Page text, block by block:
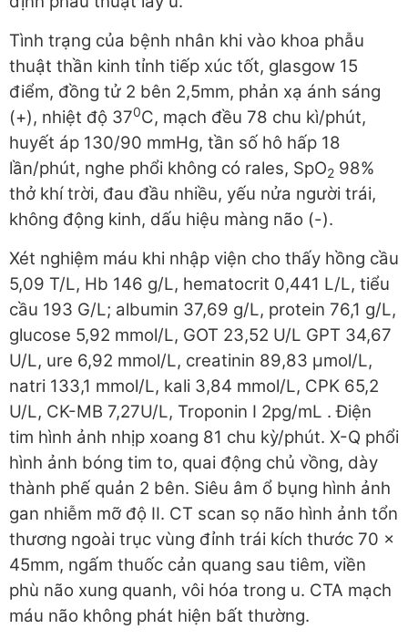
Tình trạng của bệnh nhân khi vào khoa phẫu
thuật thần kinh tỉnh tiếp xúc tốt, glasgow 15
điểm, đồng tử 2 bên 2,5mm, phản xạ ánh sáng
(+), nhiệt độ 370C, mạch đều 78 chu kì/phút,
huyết áp 130/90 mmHg, tần số hô hấp 18
lần/phút, nghe phổi không có rales, SpO2 98%
thở khí trời, đau đầu nhiều, yếu nửa người trái,
không động kinh, dấu hiệu màng não (-).
Xét nghiệm máu khi nhập viện cho thấy hồng cầu
5,09 T/L, Hb 146 g/L, hematocrit 0,441 L/L, tiểu
cầu 193 G/L; albumin 37,69 g/L, protein 76,1 g/L,
glucose 5,92 mmol/L, GOT 23,52 U/L GPT 34,67
U/L, ure 6,92 mmol/L, creatinin 89,83 μmol/L,
natri 133,1 mmol/L, kali 3,84 mmol/L, CPK 65,2
U/L, CK-MB 7,27U/L, Troponin I 2pg/mL . Điện
tim hình ảnh nhịp xoang 81 chu kỳ/phút. X-Q phổi
hình ảnh bóng tim to, quai động chủ vồng, dày
thành phế quản 2 bên. Siêu âm ổ bụng hình ảnh
gan nhiễm mỡ độ II. CT scan sọ não hình ảnh tổn
thương ngoài trục vùng đỉnh trái kích thước 70 x
45mm, ngấm thuốc cản quang sau tiêm, viền
phù não xung quanh, vôi hóa trong u. CTA mạch
máu não không phát hiện bất thường.